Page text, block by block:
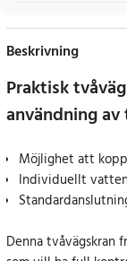
Beskrivning
Praktisk
användning
Möjlighet att
Individuellt
Denna tvåvägskran